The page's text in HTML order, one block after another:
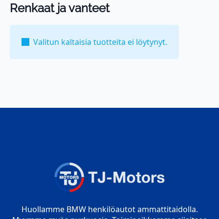
Renkaat ja vanteet
Valitun kaltaisia tuotteita ei löytynyt.
Huollamme BMW henkilöautot ammattitaidolla.